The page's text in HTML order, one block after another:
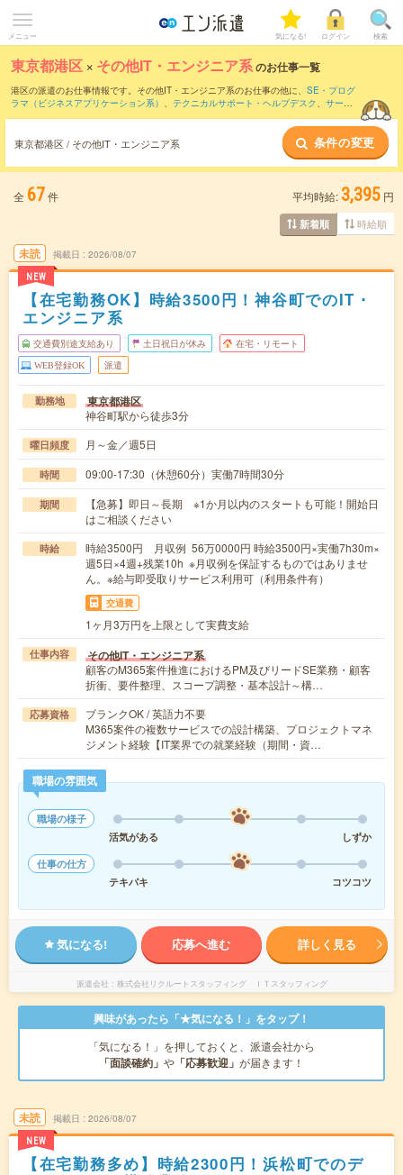
メニュー 気になる! ログイン 検索
東京都港区 × その他IT・エンジニア系のお仕事一覧
港区の派遣のお仕事情報です。その他IT・エンジニア系のお仕事の他に、 SE・プログ
ラマ（ビジネスアプリケーション系） 、 テクニカルサポート・ヘルプデスク 、 サー
などのこだわり条件で絞り込んでいただけます。
東京都港区 / その他IT・エンジニア系 条件の変更
全 67件 平均時給: 3,395 円
新着順 時給順
未読
NEW
掲載日 2026/08/07
【在宅勤務OK】時給3500円！神谷町でのIT・
エンジニア系
交通費別途支給あり 土日祝日が休み 在宅・リモート
WEB登録OK 派遣
勤務地 東京都港区
神谷町駅から徒歩3分
曜日頻度 月～金／週5日
時間 09:00-17:30（休憩60分）実働7時間30分
期間
【急募】即日～長期 ※1か月以内のスタートも可能！開始日
はご相談ください
時給
時給3500円 月収例 56万0000円 時給3500円×実働7h30m×
週5日×4週+残業10h ※月収例を保証するものではありませ
ん。※給与即受取りサービス利用可（利用条件有）
交通費
1ヶ月3万円を上限として実費支給
仕事内容 その他IT・エンジニア系
顧客のM365案件推進におけるPM及びリードSE業務・顧客
折衝、要件整理、スコープ調整・基本設計～構…
応募資格
ブランクOK / 英語力不要
M365案件の複数サービスでの設計構築、プロジェクトマネ
ジメント経験【IT業界での就業経験（期間・資…
職場の雰囲気
職場の様子
活気がある
しずか
仕事の仕方
テキパキ
コツコツ
気になる! 応募へ進む 詳しく見る
派遣会社 株式会社リクルートスタッフィング ＩＴスタッフィング
興味があったら「★気になる！」をタップ！
「気になる！」を押しておくと、派遣会社から
「面談確約」 や 「応募歓迎」 が届きます！
未読
NEW
掲載日 2026/08/07
【在宅勤務多め】時給2300円！浜松町でのデ